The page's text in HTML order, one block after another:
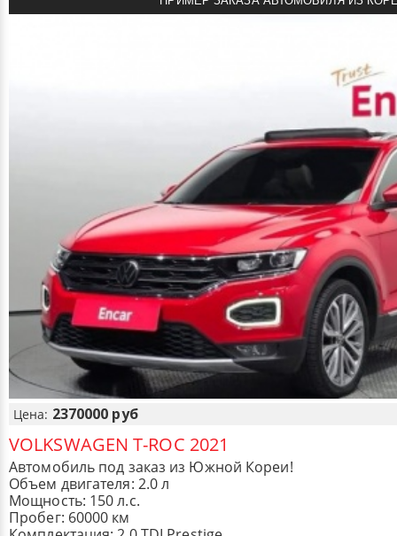
Цена: 2370000 руб
VOLKSWAGEN T-ROC 2021
Автомобиль под заказ из Южной Кореи!
Объем двигателя: 2.0 л
Мощность: 150 л.с.
Пробег: 60000 км